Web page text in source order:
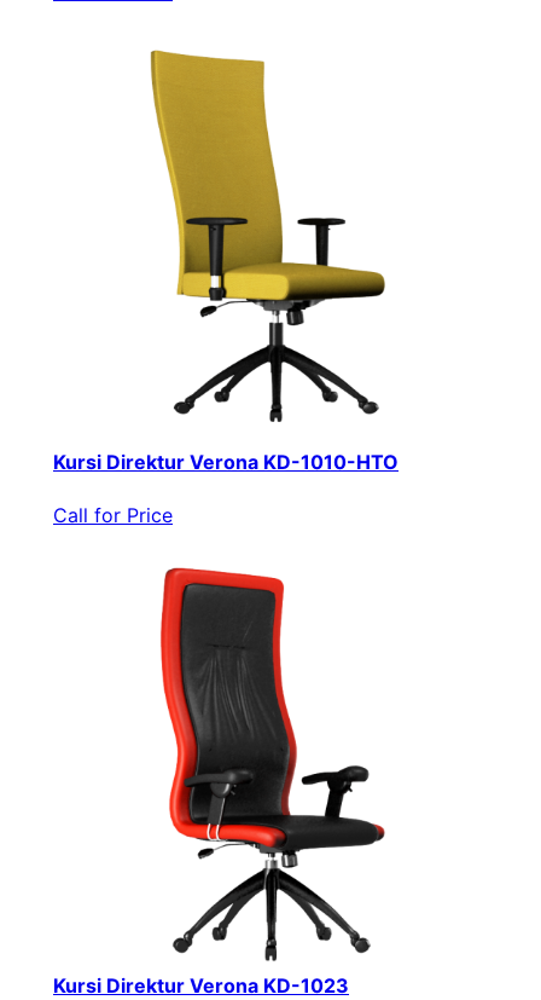
Kursi Direktur Verona KD-1010-HTO
Call for Price
Kursi Direktur Verona KD-1023